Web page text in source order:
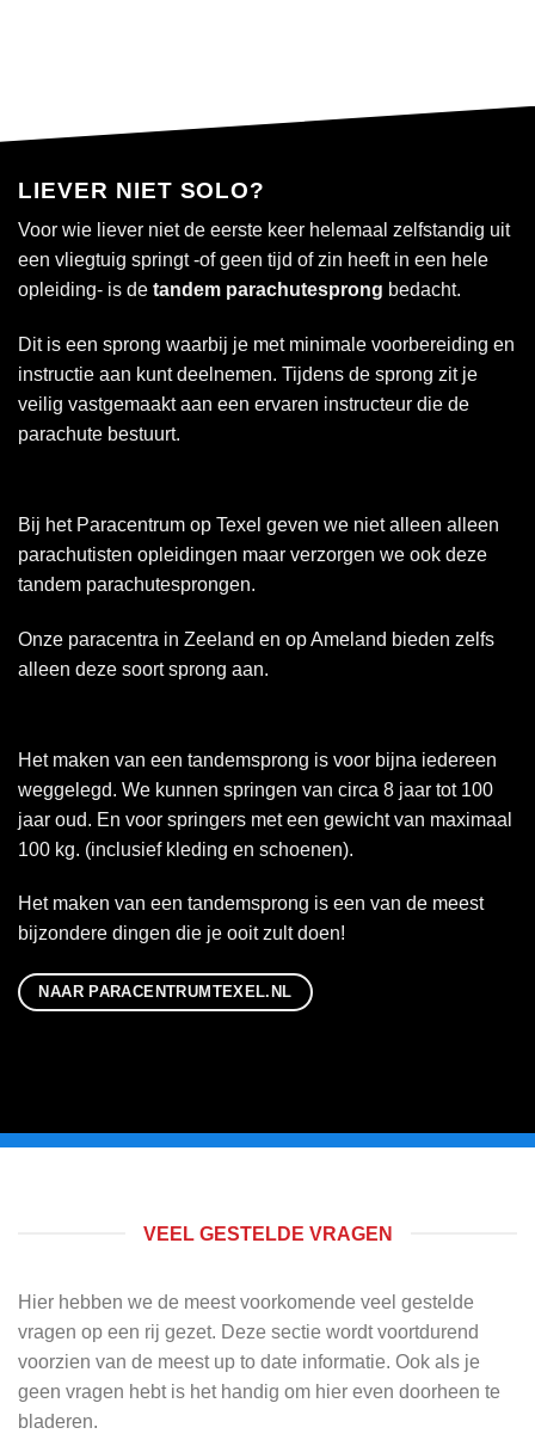
LIEVER NIET SOLO?
Voor wie liever niet de eerste keer helemaal zelfstandig uit
een vliegtuig springt -of geen tijd of zin heeft in een hele
opleiding- is de tandem parachutesprong bedacht.
Dit is een sprong waarbij je met minimale voorbereiding en
instructie aan kunt deelnemen. Tijdens de sprong zit je
veilig vastgemaakt aan een ervaren instructeur die de
parachute bestuurt.
Bij het Paracentrum op Texel geven we niet alleen alleen
parachutisten opleidingen maar verzorgen we ook deze
tandem parachutesprongen.
Onze paracentra in Zeeland en opAmeland bieden zelfs
alleen deze soort sprong aan.
Het maken van een tandemsprong is voor bijna iedereen
weggelegd. We kunnen springen van circa 8 jaar tot 100
jaar oud. En voor springers met een gewicht van maximaal
100 kg. (inclusief kleding en schoenen).
Het maken van een tandemsprong is een van de meest
bijzondere dingen die je ooit zult doen!
NAAR PARACENTRUMTEXEL.NL
VEEL GESTELDE VRAGEN
Hier hebben we de meest voorkomende veel gestelde
vragen op een rij gezet. Deze sectie wordt voortdurend
voorzien van de meest up to date informatie. Ook als je
geen vragen hebt is het handig om hier even doorheen te
bladeren.